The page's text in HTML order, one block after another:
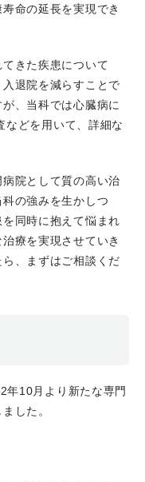
Vol.20 No.4 が発刊
た。
）Imagingによる知見
機序と予期因子
尾勇介先生のCase
されました。
生のCase reportが、
化をテーマに、当
講座 心不全を開催、
ました。
reportがEuropean
されました。
みえる？ 【診る】 7
命の延長を実現でき
きた疾患について
退院を減らすことで
、当科では心臓病に
どを用いて、詳細な
院として質の高い治
の強みを生かしつ
同時に抱えて悩まれ
療を実現させていき
、まずはご相談くだ
年10月より新たな専門
した。